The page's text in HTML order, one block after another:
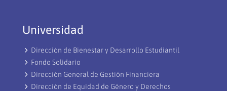
Universidad
Dirección de Bienestar y Desarrollo Estudiantil
Fondo Solidario
Dirección General de Gestión Financiera
Dirección de Equidad de Género y Derechos